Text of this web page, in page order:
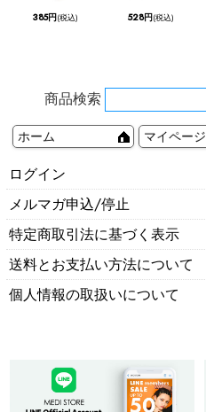
385円(税込) 528円(税込)
商品検索
ホーム マイページ
ログイン
メルマガ申込/停止
特定商取引法に基づく表示
送料とお支払い方法について
個人情報の取扱いについて